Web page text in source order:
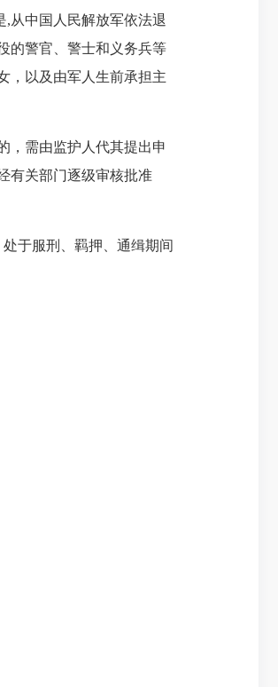
,从中国人民解放军依法退
的警官、警士和义务兵等
，以及由军人生前承担主
，需由监护人代其提出申
有关部门逐级审核批准
处于服刑、羁押、通缉期间